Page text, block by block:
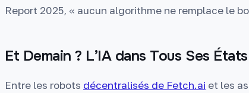
Report 2025, « aucun algorithme ne remplace le
Et Demain ? L’IA dans Tous Ses États
Entre les robots décentralisés de Fetch.ai et les